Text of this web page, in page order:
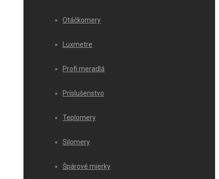
Otáčkomery
Luxmetre
Profi meradlá
Príslušenstvo
Teplomery
Silomery
Špárové mierky